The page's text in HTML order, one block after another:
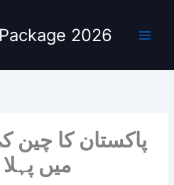
2026
پاکستان کا چین
میں پہلا